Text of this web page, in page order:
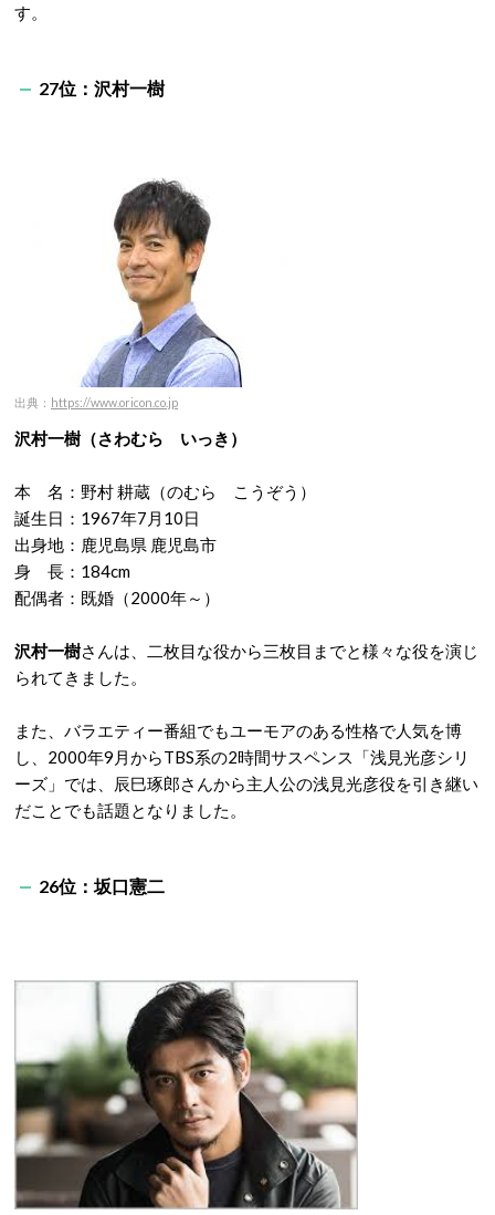
す。
27位：沢村一樹
出典： https://www.oricon.co.jp
沢村一樹（さわむら いっき）
本 名：野村 耕蔵（のむら こうぞう）
誕生日：1967年7月10日
出身地：鹿児島県 鹿児島市
身 長：184cm
配偶者：既婚（2000年～）
沢村一樹さんは、二枚目な役から三枚目までと様々な役を演じ
られてきました。
また、バラエティー番組でもユーモアのある性格で人気を博
し、2000年9月からTBS系の2時間サスペンス「浅見光彦シリ
ーズ」では、辰巳琢郎さんから主人公の浅見光彦役を引き継い
だことでも話題となりました。
26位：坂口憲二